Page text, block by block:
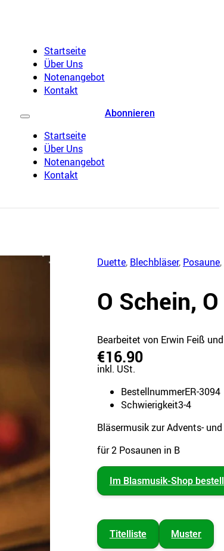
Startseite
Über Uns
Notenangebot
Kontakt
Startseite
Über Uns
Notenangebot
Kontakt
Abonnieren
Duette, Blechbläser, Posaune,
O Schein,
Bearbeitet von Erwin Feiß
€16.90
inkl. USt.
BestellnummerER-3094
Schwierigkeit3-4
Bläsermusik zur Advents-
für 2 Posaunen in B
Im Blasmusik-Shop
Titelliste Muster